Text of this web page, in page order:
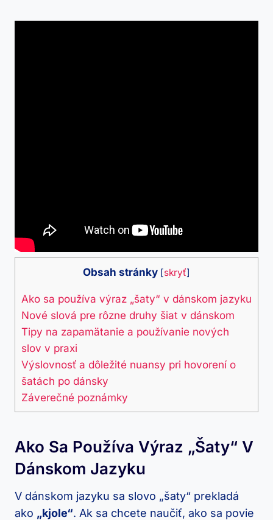
Obsah stránky [skryť]
Ako sa používa výraz „šaty“ v dánskom jazyku
Nové slová pre rôzne druhy šiat v dánskom
Tipy na zapamätanie a používanie nových
slov ⁤v ⁤praxi
Výslovnosť ​a dôležité nuansy ‌pri hovorení o ​
šatách po⁣ dánsky
Záverečné poznámky
Ako Sa Používa Výraz „šaty“ V
Dánskom Jazyku
V dánskom jazyku sa slovo „šaty“ prekladá
‍ako „kjole“. Ak sa chcete naučiť,‍ ako sa povie